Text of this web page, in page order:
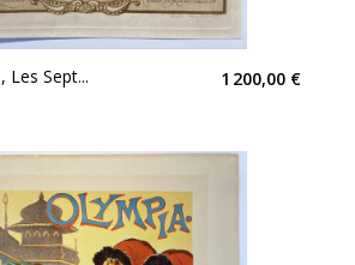
Les Sept... 1 200,00 €